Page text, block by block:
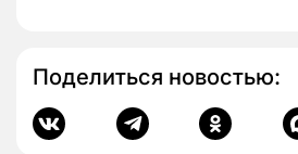
Поделиться новостью: